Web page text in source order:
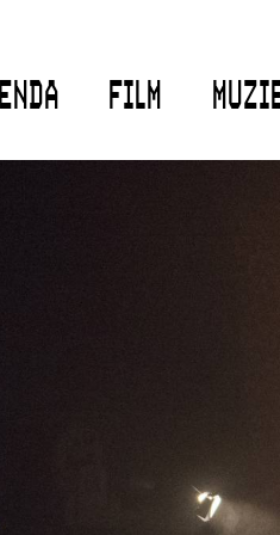
FILM
Primair Onderwijs